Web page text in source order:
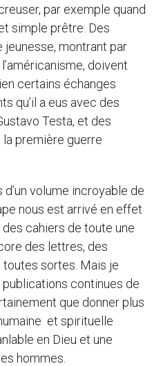
par exemple quand
simple prêtre. Des
montrant par
doivent
certains échanges
qu’il a eus avec des
Testa, et des
première guerre
volume incroyable de
nous est arrivé en effet
des cahiers de toute une
des lettres, des
sortes. Mais je
continues de
que donner plus
et spirituelle
en Dieu et une
hommes.